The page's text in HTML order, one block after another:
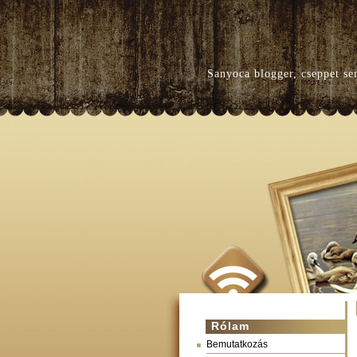
Sanyoca blogger, cseppet
Rólam
Bemutatkozás